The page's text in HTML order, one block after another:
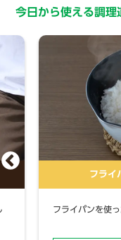
今日から使える調理
フライ
フライパンを使